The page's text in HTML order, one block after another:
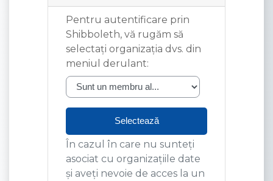
Pentru autentificare prin
Shibboleth, vă rugăm să
selectați organizația dvs. din
meniul derulant:
Selectează
În cazul în care nu sunteți
asociat cu organizațiile date
și aveți nevoie de acces la un